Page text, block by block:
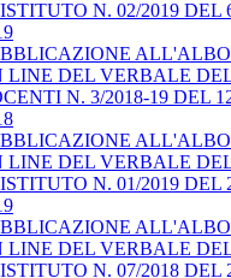
N. 02/2019 DEL
ALL'ALBO
LINE DEL VERBALE
N. 3/2018-19 DEL
ALL'ALBO
LINE DEL VERBALE
N. 01/2019 DEL
ALL'ALBO
LINE DEL VERBALE
N. 07/2018 DEL